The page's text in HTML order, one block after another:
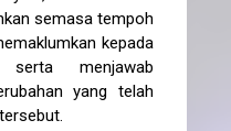
semasa tempoh
kepada
serta menjawab
yang telah